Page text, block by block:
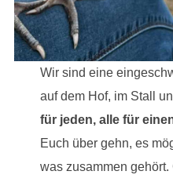
Wir sind eine
auf dem Hof, im Stall
für jeden, alle für
Euch über gehn, es
was zusammen gehört.